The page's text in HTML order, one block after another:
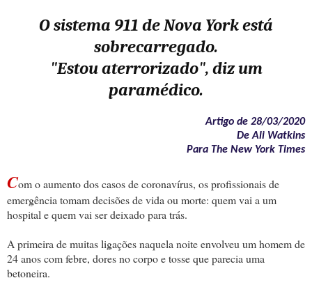
O sistema 911 de Nova York está
sobrecarregado.
"Estou aterrorizado", diz um
paramédico.
Artigo de 28/03/2020
De Ali Watkins
Para The New York Times
Com o aumento dos casos de coronavírus, os profissionais de
emergência tomam decisões de vida ou morte: quem vai a um
hospital e quem vai ser deixado para trás.
A primeira de muitas ligações naquela noite envolveu um homem de
24 anos com febre, dores no corpo e tosse que parecia uma
betoneira.